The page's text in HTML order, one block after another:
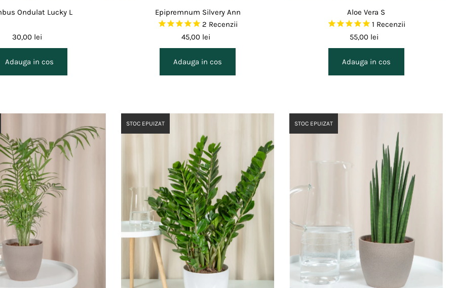
Ondulat Lucky L
30,00 lei
Epipremnum Silvery Ann
2 Recenzii
45,00 lei
Aloe Vera S
1 Recenzii
55,00 lei
STOC EPUIZAT STOC EPUIZAT